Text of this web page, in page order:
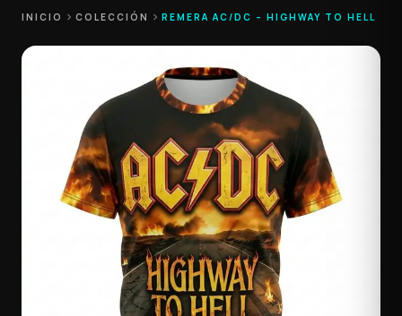
INICIO chevron_right COLECCIÓN chevron_right REMERA AC/DC – HIGHWAY TO HELL